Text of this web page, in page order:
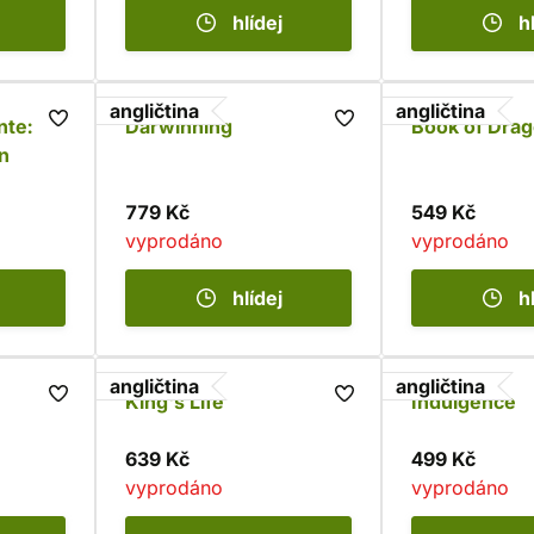
hlídej
angličtina
Darwinning
779 Kč
vyprodáno
hlídej
angličtina
Book of
549 Kč
vyprodáno
angličtina
King's Life
639 Kč
vyprodáno
angličtina
Indulgence
499 Kč
vyprodáno